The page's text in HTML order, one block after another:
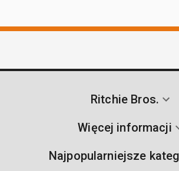
Ritchie Bros.
Więcej informacji
Najpopularniejsze